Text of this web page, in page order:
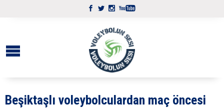
Beşiktaşlı voleybolculardan maç öncesi